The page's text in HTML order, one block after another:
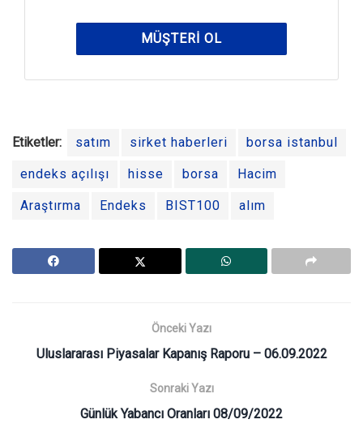
MÜŞTERI OL
Etiketler: satım sirket haberleri borsa istanbul
endeks açılışı hisse borsa Hacim
Araştırma Endeks BIST100 alım
Önceki Yazı
Uluslararası Piyasalar Kapanış Raporu – 06.09.2022
Sonraki Yazı
Günlük Yabancı Oranları 08/09/2022